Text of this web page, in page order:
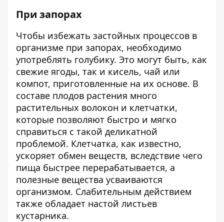
При запорах
Чтобы избежать застойных процессов в
организме при запорах, необходимо
употреблять голубику. Это могут быть, как
свежие ягоды, так и кисель, чай или
компот, приготовленные на их основе. В
составе плодов растения много
растительных волокон и клетчатки,
которые позволяют быстро и мягко
справиться с такой деликатной
проблемой. Клетчатка, как известно,
ускоряет обмен веществ, вследствие чего
пища быстрее перерабатывается, а
полезные вещества усваиваются
организмом. Слабительным действием
также обладает настой листьев
кустарника.